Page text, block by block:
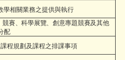
學相關業務之提供與執行
競賽、科學展覽、創意專題競賽及其他
配
程規劃及課程之排課事項